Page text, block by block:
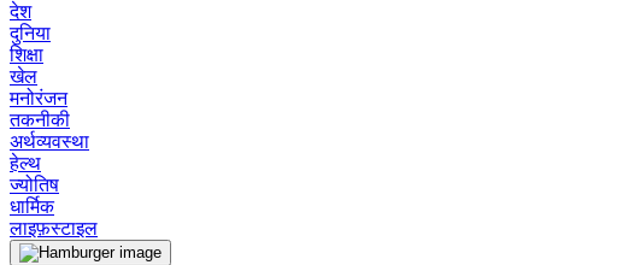
देश
दुनिया
शिक्षा
खेल
मनोरंजन
तकनीकी
अर्थव्यवस्था
हेल्थ
ज्योतिष
धार्मिक
लाइफ़स्टाइल